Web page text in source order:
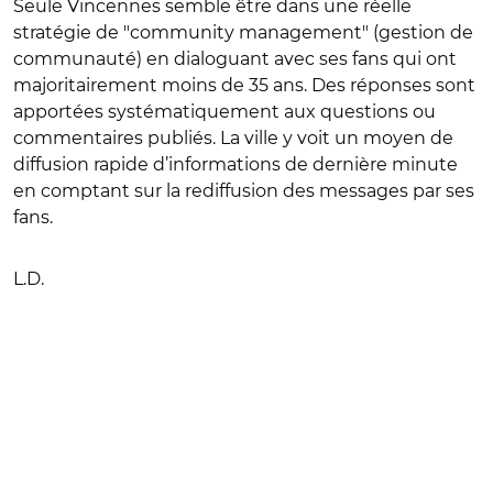
Seule Vincennes semble être dans une réelle
stratégie de "community management" (gestion de
communauté) en dialoguant avec ses fans qui ont
majoritairement moins de 35 ans. Des réponses sont
apportées systématiquement aux questions ou
commentaires publiés. La ville y voit un moyen de
diffusion rapide d’informations de dernière minute
en comptant sur la rediffusion des messages par ses
fans.
L.D.